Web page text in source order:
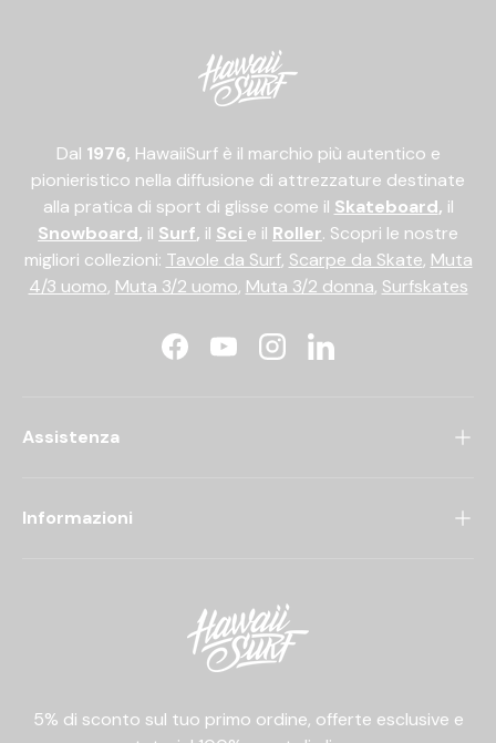
Dal 1976, HawaiiSurf è il marchio più autentico e
pionieristico nella diffusione di attrezzature destinate
alla pratica di sport di glisse come il Skateboard, il
Snowboard, il Surf, il Sci e il Roller. Scopri le nostre
migliori collezioni: Tavole da Surf, Scarpe da Skate, Muta
4/3 uomo, Muta 3/2 uomo, Muta 3/2 donna, Surfskates
FacebookYouTubeInstagramLinkedIn
Assistenza
Informazioni
5% di sconto sul tuo primo ordine, offerte esclusive e